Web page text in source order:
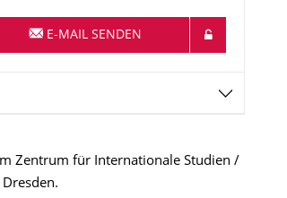
E-MAIL SENDEN
Zentrum für Internationale Studien /